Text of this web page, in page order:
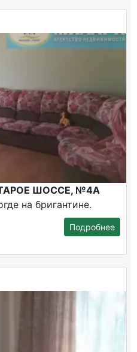
ШОССЕ, №4А
на бригантине.
Подробнее